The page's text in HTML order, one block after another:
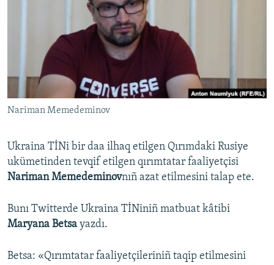
Русский
Українською
QOŞULIÑIZ!
RFE/RS bütün saytları
Nariman Memedeminov
Ukraina TİNi bir daa ilhaq etilgen Qırımdaki Rusiye
ukümetinden tevqif etilgen qırımtatar faaliyetçisi
Nariman Memedeminovnıñ azat etilmesini talap ete.
Bunı Twitterde Ukraina TİNiniñ matbuat kâtibi
Maryana Betsa yazdı.
Betsa: «Qırımtatar faaliyetçileriniñ taqip etilmesini